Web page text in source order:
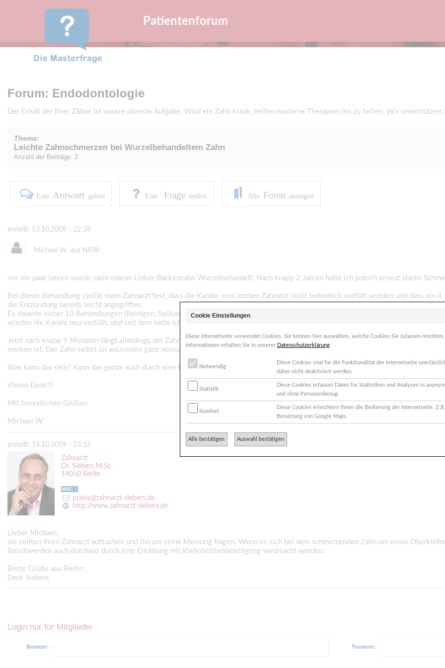
Patientenforum
Forum: Endodontologie
Der Erhalt der Ihrer Zähne ist unsere oberste Aufgabe. Wird ein Zahn krank, helfen moderne Therapien ihn zu heilen. Wir unterstützen
Thema:
Leichte Zahnschmerzen bei Wurzelbehandeltem Zahn
Anzahl der Beiträge: 2
Eine Antwort geben Eine Frage stellen Alle Foren anzeigen
erstellt: 13.10.2009 - 22:38
Michael W. aus NRW
vor ein paar Jahren wurde mein oberer Linker Backenzahn Wurzelbehandelt. Nach knapp 2 Jahren hatte ich jedoch erneut starke
Bei dieser Behandlung stellte mein Zahnarzt fest, dass die Kanäle vom letzten Zahnarzt nicht ordentlich verfüllt wurden und dass ein
die Entzündung bereits leicht angegriffen.
Es dauerte sicher 10 Behandlungen (Reinigen, Spülungen u. Einlagen) bis der Zahn nicht mehr schmerzte. Muss sagen mein Zahnarzt
wurden die Kanäle neu verfüllt, und seit dem hatte ich bis jetzt Ruhe.
Jetzt nach knapp 9 Monaten fängt allerdings der Zahn wieder leicht zu schmerzen an. Ich kann den Schmerz schlecht beschreiben,
merken ist. Der Zahn selbst ist ansonsten ganz normal belastbar.
Was kann das sein? Kann das ganze auch durch eine Erkältung kommen? Sollte ich meinen Zahnarzt aufsuchen, oder abwarten ob es
Vielen Dank!!!
Mit freundlichen Grüßen
Michael W.
erstellt: 14.10.2009 - 23:16
Zahnarzt
Dr. Siebers M.Sc.
14050 Berlin
praxis@zahnarzt-siebers.de
http://www.zahnarzt-siebers.de
Lieber Michael,
sie sollten ihren Zahnarzt aufsuchen und ihn um seine Meinung fragen. Wenn es sich bei dem schmerzenden Zahn um einen
Beschwerden auch durchaus durch eine Erkältung mit Kieferhöhlenbeteiligung verursacht werden.
Beste Grüße aus Berlin
Derk Siebers
Login nur für Mitglieder
Benutzer: Passwort:
Cookie Einstellungen
Diese Internetseite verwendet Cookies. Sie können hier auswählen, welche Cookies Sie zulassen
Informationen erhalten Sie in unserer Datenschutzerklärung
Notwendig
Diese Cookies sind für die Funktionalität der Internetseite
daher nicht deaktiviert werden.
Statistik
Diese Cookies erfassen Daten für Statistiken und Analysen in
und ohne Personenbezug.
Komfort
Diese Cookies erleichtern Ihnen die Bedienung der Internetseite.
Benutzung von Google Maps.
Alle bestätigen Auswahl bestätigen